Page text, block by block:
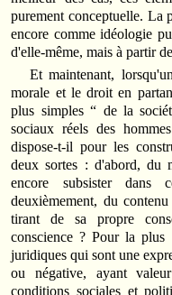
purement conceptuelle. La
encore comme idéologie
d'elle-même, mais à partir
Et maintenant,
morale et le droit en
plus simples “ de la
sociaux réels des
dispose-t-il pour les
deux sortes : d'abord, du
encore subsister dans
deuxièmement, du
tirant de sa propre
conscience ? Pour la plus
juridiques qui sont une
ou négative, ayant
conditions sociales et